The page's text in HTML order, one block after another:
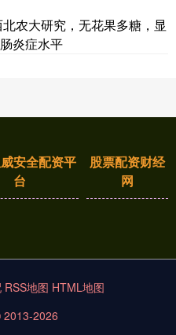
农大研究，无花果多糖，显
炎症水平
安全配资平
台
股票配资财经
网
RSS地图 HTML地图
2026